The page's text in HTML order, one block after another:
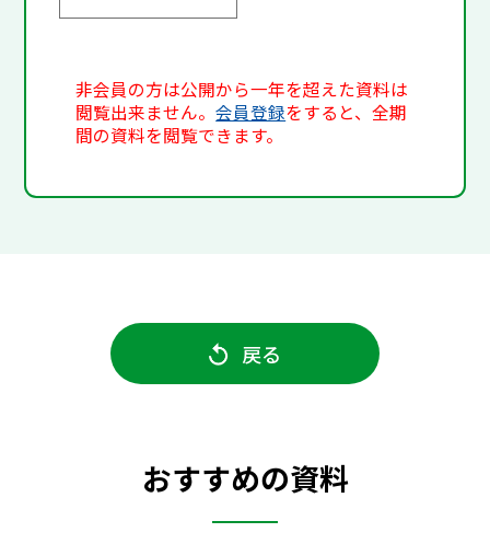
非会員の方は公開から一年を超えた資料は
閲覧出来ません。会員登録をすると、全期
間の資料を閲覧できます。
戻る
おすすめの資料